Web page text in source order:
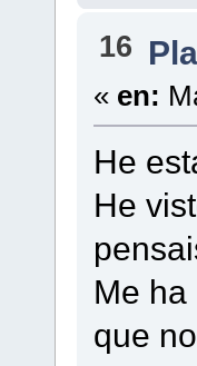
16
« en:
He
He
Me
que